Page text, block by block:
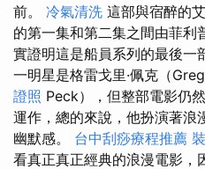
前。 冷氣清洗 這部與宿醉的
的第一集和第二集之間由菲
實證明這是船員系列的最後一
一明星是格雷戈里·佩克（
證照 Peck），但整部電影仍
運作，總的來說，他扮演著浪
幽默感。 台中刮痧療程推薦
看真正真正經典的浪漫電影，